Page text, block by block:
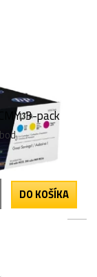
3-pack
DO KOŠÍKA